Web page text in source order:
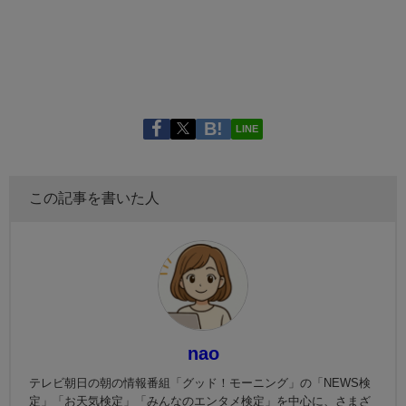
LINE
この記事を書いた人
nao
テレビ朝日の朝の情報番組「グッド！モーニング」の「NEWS検
定」「お天気検定」「みんなのエンタメ検定」を中心に、さまざ